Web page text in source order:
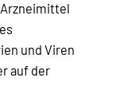
und Viren
auf der